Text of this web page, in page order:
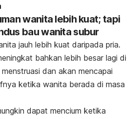
wanita lebih kuat; tapi
bau wanita subur
jauh lebih kuat daripada pria.
bahkan lebih besar lagi di
dan akan mencapai
ketika wanita berada di masa
dapat mencium ketika